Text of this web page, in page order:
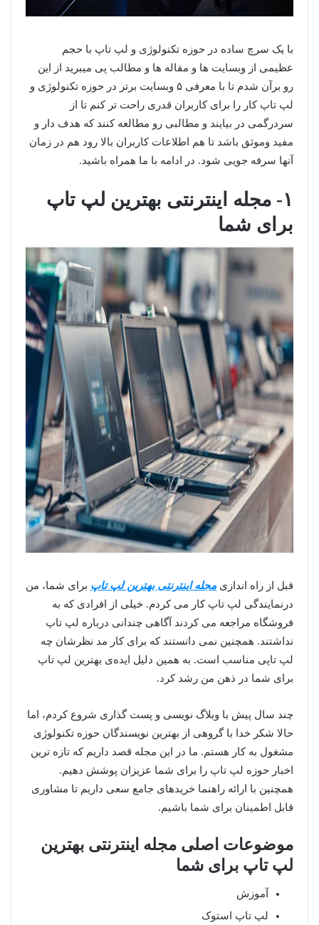
با یک سرچ ساده در حوزه تکنولوژی و لپ تاپ با حجم
عظیمی از وبسایت ها و مقاله ها و مطالب پی میبرید از این
رو برآن شدم تا با معرفی ۵ وبسایت برتر در حوزه تکنولوژی و
لپ تاپ کار را برای کاربران قدری راحت تر کنم تا از
سردرگمی در بیایند و مطالبی رو مطالعه کنند که هدف دار و
مفید وموثق باشد تا هم اطلاعات کاربران بالا رود هم در زمان
آنها سرفه جویی شود. در ادامه با ما همراه باشید.
۱- مجله اینترنتی بهترین لپ تاپ
برای شما
قبل از راه اندازی مجله اینترنتی بهترین لپ تاپ برای شما، من
درنمایندگی لپ تاپ کار می کردم. خیلی از افرادی که به
فروشگاه مراجعه می کردند آگاهی چندانی درباره لپ تاپ
نداشتند. همچنین نمی دانستند که برای کار مد نظرشان چه
لپ تاپی مناسب است. به همین دلیل ایده‌ی بهترین لپ تاپ
برای شما در ذهن من رشد کرد.
چند سال پیش با وبلاگ نویسی و پست گذاری شروع کردم، اما
حالا شکر خدا با گروهی از بهترین نویسندگان حوزه تکنولوژی
مشغول به کار هستم. ما در این مجله قصد داریم که تازه ترین
اخبار حوزه لپ تاپ را برای شما عزیزان پوشش دهیم.
همچنین با ارائه راهنما خریدهای جامع سعی داریم تا مشاوری
قابل اطمینان برای شما باشیم.
موضوعات اصلی مجله اینترنتی بهترین
لپ تاپ برای شما
آموزش
لپ تاپ استوک